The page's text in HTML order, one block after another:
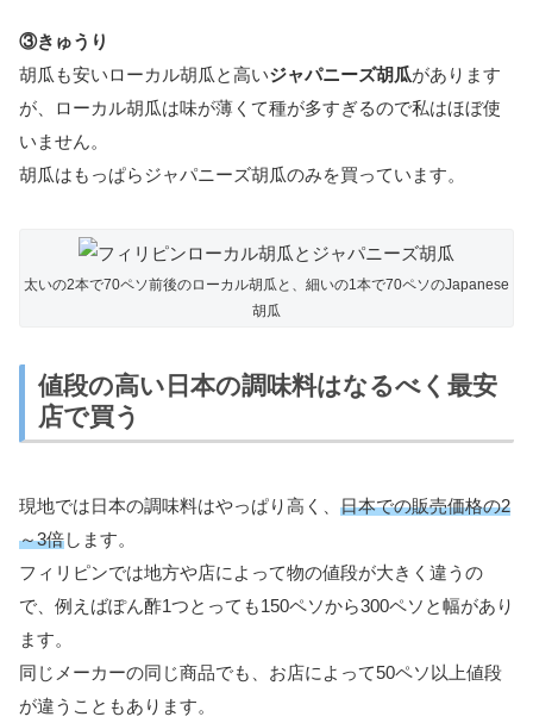
③きゅうり
胡瓜も安いローカル胡瓜と高いジャパニーズ胡瓜があります
が、ローカル胡瓜は味が薄くて種が多すぎるので私はほぼ使
いません。
胡瓜はもっぱらジャパニーズ胡瓜のみを買っています。
太いの2本で70ペソ前後のローカル胡瓜と、細いの1本で70ペソのJapanese
胡瓜
値段の高い日本の調味料はなるべく最安
店で買う
現地では日本の調味料はやっぱり高く、 日本での販売価格の2
～3倍します。
フィリピンでは地方や店によって物の値段が大きく違うの
で、例えばぽん酢1つとっても150ペソから300ペソと幅があり
ます。
同じメーカーの同じ商品でも、お店によって50ペソ以上値段
が違うこともあります。